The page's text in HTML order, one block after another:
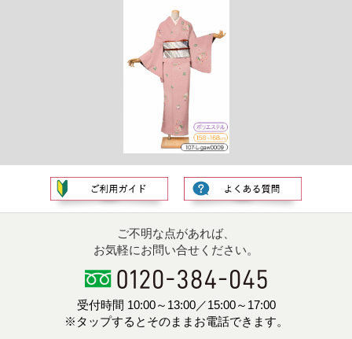
ご不明な点があれば、
お気軽にお問い合せください。
受付時間 10:00～13:00／15:00～17:00
※タップするとそのままお電話できます。